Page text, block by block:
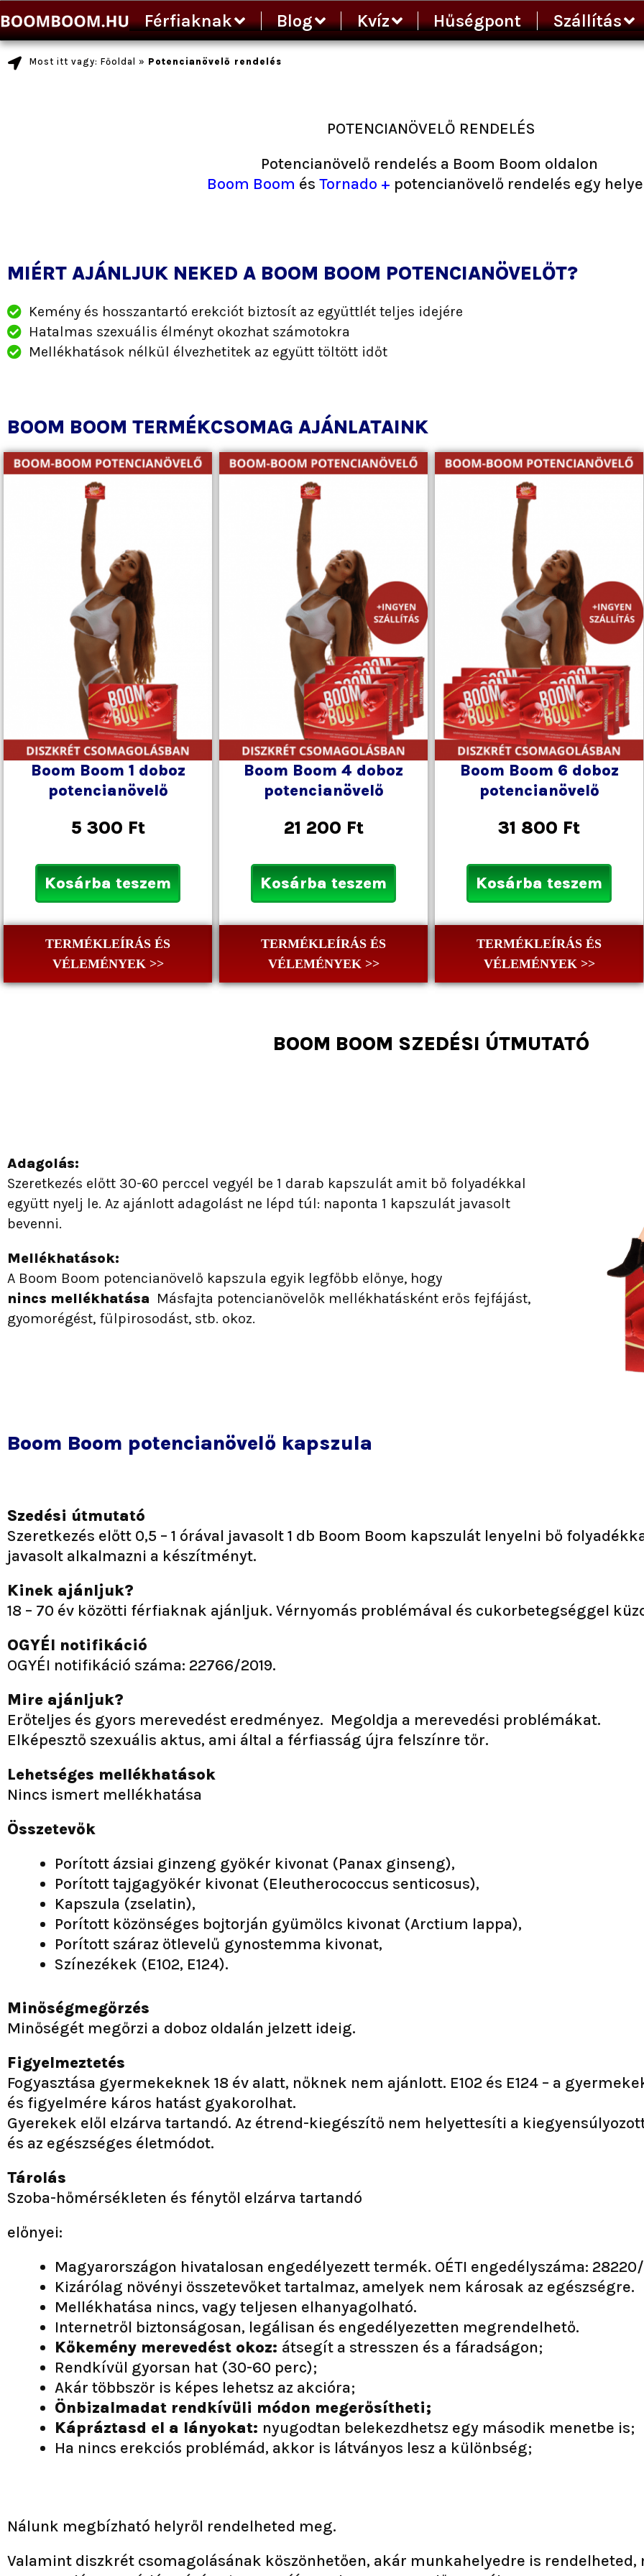
a
tartalomra
Férfiaknak Blog Kvíz Hűségpont Szállítás
Most itt vagy: Főoldal » Potencianövelő rendelés
POTENCIANÖVELŐ RENDELÉS
Potencianövelő rendelés a Boom Boom oldalon
Boom Boom és Tornado + potencianövelő rendelés egy
MIÉRT AJÁNLJUK NEKED A BOOM BOOM POTENCIANÖVELŐT?
Kemény és hosszantartó erekciót biztosít az együttlét teljes idejére
Hatalmas szexuális élményt okozhat számotokra
Mellékhatások nélkül élvezhetitek az együtt töltött időt
BOOM BOOM TERMÉKCSOMAG AJÁNLATAINK
Boom Boom 1 doboz
potencianövelő
5 300 Ft
Kosárba teszem
TERMÉKLEÍRÁS ÉS
VÉLEMÉNYEK >>
Boom Boom 4 doboz
potencianövelő
21 200 Ft
Kosárba teszem
TERMÉKLEÍRÁS ÉS
VÉLEMÉNYEK >>
Boom Boom 6 doboz
potencianövelő
31 800 Ft
Kosárba teszem
TERMÉKLEÍRÁS ÉS
VÉLEMÉNYEK >>
BOOM BOOM SZEDÉSI ÚTMUTATÓ
Adagolás:
Szeretkezés előtt 30-60 perccel vegyél be 1 darab kapszulát amit bő folyadékkal
együtt nyelj le. Az ajánlott adagolást ne lépd túl: naponta 1 kapszulát javasolt
bevenni.
Mellékhatások:
A Boom Boom potencianövelő kapszula egyik legfőbb előnye, hogy
nincs mellékhatása Másfajta potencianövelők mellékhatásként erős fejfájást,
gyomorégést, fülpirosodást, stb. okoz.
Boom Boom potencianövelő kapszula
Szedési útmutató
Szeretkezés előtt 0,5 – 1 órával javasolt 1 db Boom Boom kapszulát lenyelni bő
javasolt alkalmazni a készítményt.
Kinek ajánljuk?
18 – 70 év közötti férfiaknak ajánljuk. Vérnyomás problémával és cukorbetegséggel
OGYÉI notifikáció
OGYÉI notifikáció száma: 22766/2019.
Mire ajánljuk?
Erőteljes és gyors merevedést eredményez. Megoldja a merevedési problémákat.
Elképesztő szexuális aktus, ami által a férfiasság újra felszínre tőr.
Lehetséges mellékhatások
Nincs ismert mellékhatása
Összetevők
Porított ázsiai ginzeng gyökér kivonat (Panax ginseng),
Porított tajgagyökér kivonat (Eleutherococcus senticosus),
Kapszula (zselatin),
Porított közönséges bojtorján gyümölcs kivonat (Arctium lappa),
Porított száraz ötlevelű gynostemma kivonat,
Színezékek (E102, E124).
Minőségmegőrzés
Minőségét megőrzi a doboz oldalán jelzett ideig.
Figyelmeztetés
Fogyasztása gyermekeknek 18 év alatt, nőknek nem ajánlott. E102 és E124 – a
és figyelmére káros hatást gyakorolhat.
Gyerekek elől elzárva tartandó. Az étrend-kiegészítő nem helyettesíti a
és az egészséges életmódot.
Tárolás
Szoba-hőmérsékleten és fénytől elzárva tartandó
előnyei:
Magyarországon hivatalosan engedélyezett termék. OÉTI engedélyszáma:
Kizárólag növényi összetevőket tartalmaz, amelyek nem károsak az egészségre.
Mellékhatása nincs, vagy teljesen elhanyagolható.
Internetről biztonságosan, legálisan és engedélyezetten megrendelhető.
Kőkemény merevedést okoz: átsegít a stresszen és a fáradságon;
Rendkívül gyorsan hat (30-60 perc);
Akár többször is képes lehetsz az akcióra;
Önbizalmadat rendkívüli módon megerősítheti;
Kápráztasd el a lányokat: nyugodtan belekezdhetsz egy második menetbe is;
Ha nincs erekciós problémád, akkor is látványos lesz a különbség;
Nálunk megbízható helyről rendelheted meg.
Valamint diszkrét csomagolásának köszönhetően, akár munkahelyedre is rendelheted,